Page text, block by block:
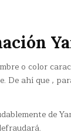
o color
De ahí que ,
de